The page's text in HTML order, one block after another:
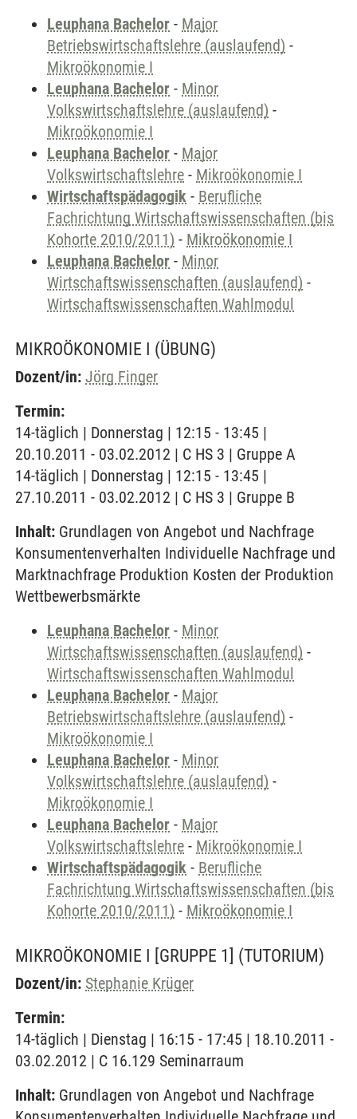
Leuphana Bachelor - Major
Betriebswirtschaftslehre (auslaufend) -
Mikroökonomie I
Leuphana Bachelor - Minor
Volkswirtschaftslehre (auslaufend) -
Mikroökonomie I
Leuphana Bachelor - Major
Volkswirtschaftslehre - Mikroökonomie I
Wirtschaftspädagogik - Berufliche
Fachrichtung Wirtschaftswissenschaften (bis
Kohorte 2010/2011) - Mikroökonomie I
Leuphana Bachelor - Minor
Wirtschaftswissenschaften (auslaufend) -
Wirtschaftswissenschaften Wahlmodul
MIKROÖKONOMIE I (ÜBUNG)
Dozent/in: Jörg Finger
Termin:
14-täglich | Donnerstag | 12:15 - 13:45 |
20.10.2011 - 03.02.2012 | C HS 3 | Gruppe A
14-täglich | Donnerstag | 12:15 - 13:45 |
27.10.2011 - 03.02.2012 | C HS 3 | Gruppe B
Inhalt: Grundlagen von Angebot und Nachfrage
Konsumentenverhalten Individuelle Nachfrage und
Marktnachfrage Produktion Kosten der Produktion
Wettbewerbsmärkte
Leuphana Bachelor - Minor
Wirtschaftswissenschaften (auslaufend) -
Wirtschaftswissenschaften Wahlmodul
Leuphana Bachelor - Major
Betriebswirtschaftslehre (auslaufend) -
Mikroökonomie I
Leuphana Bachelor - Minor
Volkswirtschaftslehre (auslaufend) -
Mikroökonomie I
Leuphana Bachelor - Major
Volkswirtschaftslehre - Mikroökonomie I
Wirtschaftspädagogik - Berufliche
Fachrichtung Wirtschaftswissenschaften (bis
Kohorte 2010/2011) - Mikroökonomie I
MIKROÖKONOMIE I [GRUPPE 1] (TUTORIUM)
Dozent/in: Stephanie Krüger
Termin:
14-täglich | Dienstag | 16:15 - 17:45 | 18.10.2011 -
03.02.2012 | C 16.129 Seminarraum
Inhalt: Grundlagen von Angebot und Nachfrage